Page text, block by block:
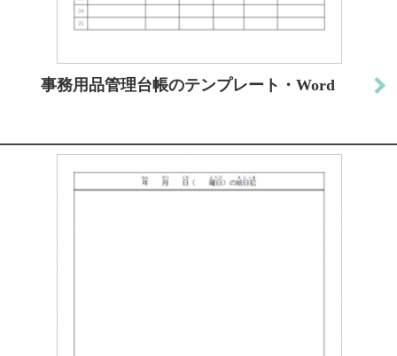
事務用品管理台帳のテンプレート・Word